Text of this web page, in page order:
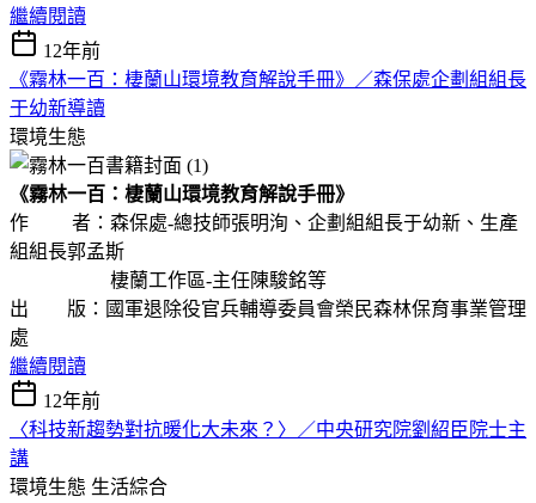
繼續閱讀
12年前
《霧林一百：棲蘭山環境教育解說手冊》／森保處企劃組組長
于幼新導讀
環境生態
《霧林一百：棲蘭山環境教育解說手冊》
作 者：森保處-總技師張明洵、企劃組組長于幼新、生產
組組長郭孟斯
棲蘭工作區-主任陳駿銘等
出 版：國軍退除役官兵輔導委員會榮民森林保育事業管理
處
繼續閱讀
12年前
〈科技新趨勢對抗暖化大未來？〉／中央研究院劉紹臣院士主
講
環境生態 生活綜合